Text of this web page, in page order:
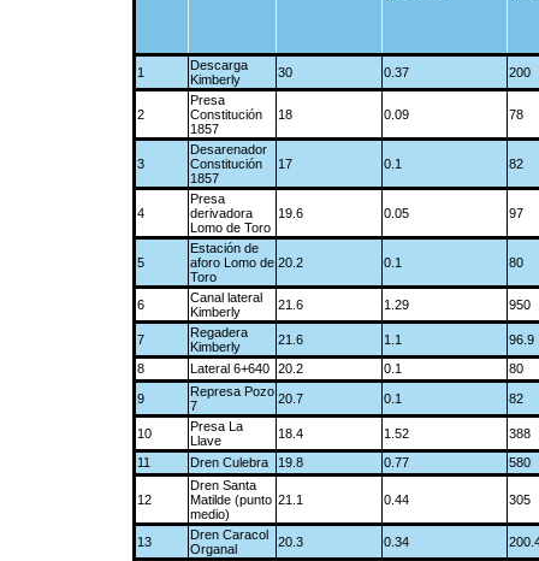
1
Descarga
Kimberly
30 0.37 200
2
Presa
Constitución
1857
18 0.09 78
3
Desarenador
Constitución
1857
17 0.1 82
4
Presa
derivadora
Lomo de Toro
19.6 0.05 97
5
Estación de
aforo Lomo de
Toro
20.2 0.1 80
6
Canal lateral
Kimberly
21.6 1.29 950
7
Regadera
Kimberly
21.6 1.1
96.9
8
Lateral 6+640 20.2 0.1 80
9
Represa Pozo
7
20.7 0.1 82
10
Presa La
Llave
18.4 1.52
388
11
Dren Culebra 19.8 0.77 580
12
Dren Santa
Matilde (punto
medio)
21.1 0.44 305
13
Dren Caracol
Organal
20.3 0.34